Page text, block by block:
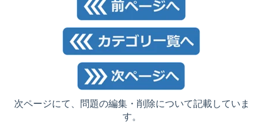
次ページにて、問題の編集・削除について記載していま
す。